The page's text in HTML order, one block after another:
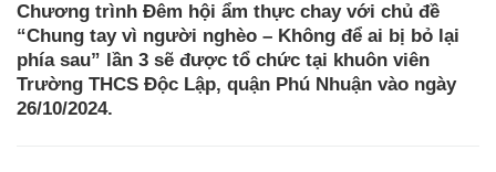
Chương trình Đêm hội ẩm thực chay với chủ đề
“Chung tay vì người nghèo – Không để ai bị bỏ lại
phía sau” lần 3 sẽ được tổ chức tại khuôn viên
Trường THCS Độc Lập, quận Phú Nhuận vào ngày
26/10/2024.